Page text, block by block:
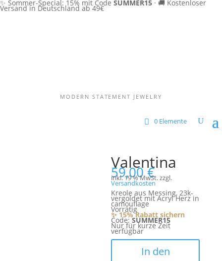
✨ Sommer-Special: 15% mit Code SUMMER15 · 🚚 Kostenloser
Versand in Deutschland ab 49€
MODERN STATEMENT JEWELRY
0 Elemente
Valentina
59,00€
inkl. 19 % MwSt.zzgl.
Versandkosten
Kreole aus Messing, 23k-
vergoldet mit Acryl Herz in
camouflage
Vorrätig
✨ 15% Rabatt sichern
Code:SUMMER15
Nur für kurze Zeit
verfügbar
Valentina
In den